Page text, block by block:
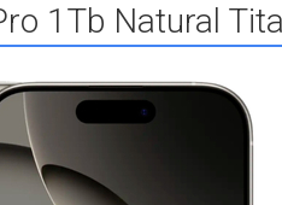
1Tb Natural